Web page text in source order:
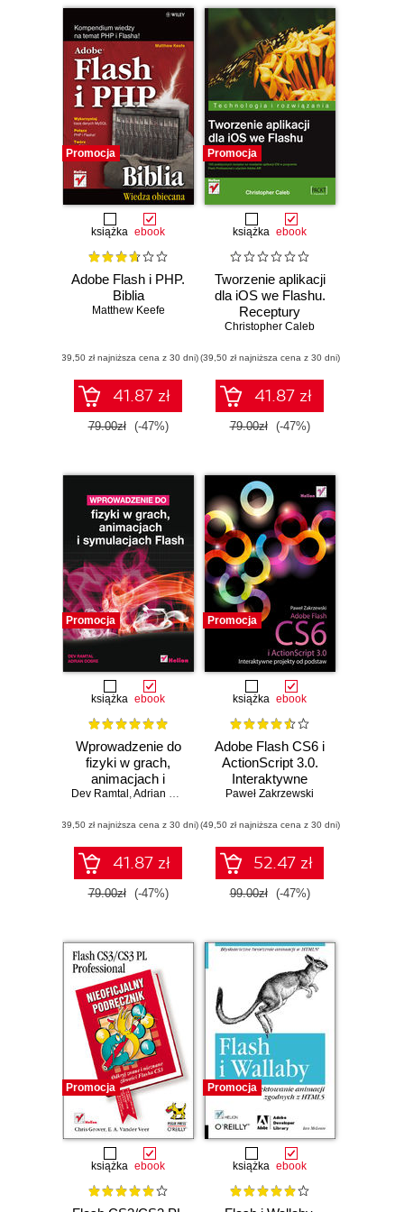
Promocja
książka ebook
Adobe Flash i PHP.
Biblia
Matthew Keefe
(39,50 zł najniższa cena z 30 dni)
41.87 zł
79.00zł (-47%)
Promocja
książka ebook
Tworzenie aplikacji
dla iOS we Flashu.
Receptury
Christopher Caleb
(39,50 zł najniższa cena z 30 dni)
41.87 zł
79.00zł (-47%)
Promocja
książka ebook
Wprowadzenie do
fizyki w grach,
animacjach i
symulacjach Flash
Dev Ramtal ,Adrian Dobre
(39,50 zł najniższa cena z 30 dni)
41.87 zł
79.00zł (-47%)
Promocja
książka ebook
Adobe Flash CS6 i
ActionScript 3.0.
Interaktywne
projekty od
Paweł Zakrzewski
(49,50 zł najniższa cena z 30 dni)
52.47 zł
99.00zł (-47%)
Promocja
książka ebook
Promocja
książka ebook